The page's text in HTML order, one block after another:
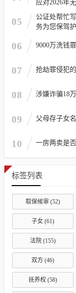
应对2026年
05
公证处帮忙
务为您保驾
06 9000万洗钱
07 抢劫罪侵犯
08 涉嫌诈骗18
09 父母存子女
10 一房两卖是
标签列表
取保候审 (52)
子女 (61)
法院 (155)
双方 (46)
抚养权 (58)